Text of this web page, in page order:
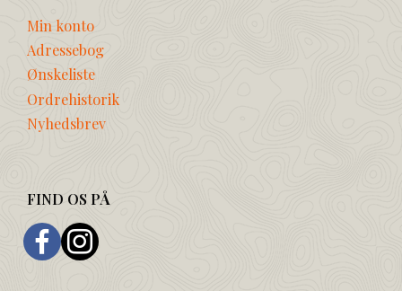
Min konto
Adressebog
Ønskeliste
Ordrehistorik
Nyhedsbrev
FIND OS PÅ